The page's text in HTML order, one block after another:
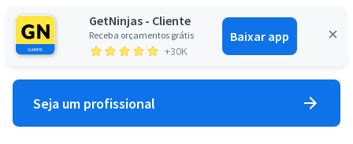
GetNinjas - Cliente
Receba orçamentos grátis
+30K
Baixar app
Entrar
Seja um profissional